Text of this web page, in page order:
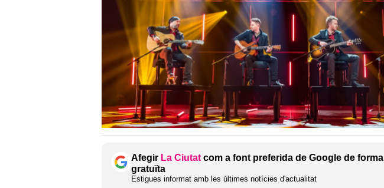
Afegir La Ciutat com a font preferida de Google de forma
gratuïta
Estigues informat amb les últimes notícies d'actualitat